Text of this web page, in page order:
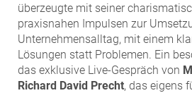
überzeugte mit seiner
praxisnahen Impulsen zur
Unternehmensalltag, mit einem
Lösungen statt Problemen. Ein
das exklusive Live-Gespräch von
Richard David Precht, das eigens